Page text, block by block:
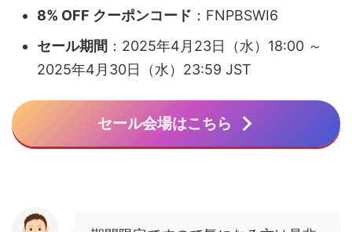
8% OFF クーポンコード ：​FNPBSWI6
セール期間 ：​2025年4月23日（水）18:00 ～
2025年4月30日（水）23:59 JST​
セール会場はこちら